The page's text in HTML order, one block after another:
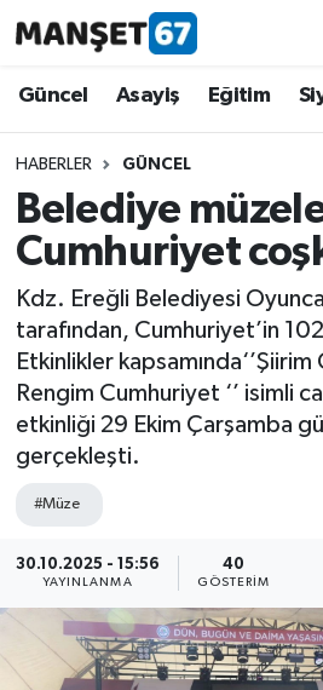
Güncel Asayiş Eğitim
HABERLER GÜNCEL
Belediye
Cumhuriyet
Kdz. Ereğli Belediyesi
tarafından, Cumhuriyet’in
Etkinlikler
Rengim Cumhuriyet ‘’ isimli
etkinliği 29 Ekim Çarşamba
gerçekleşti.
#Müze
30.10.2025 - 15:56
YAYINLANMA
40
GÖSTERIM
Güncel
Asayiş
Siyaset
Eğitim
Ekonomi
Kültür-Sanat
Medya
Mizah